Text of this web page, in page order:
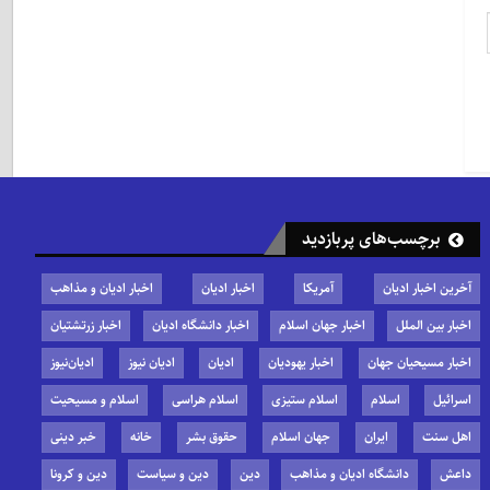
برچسب‌های پربازدید
آخرین اخبار ادیان آمریکا اخبار ادیان
اخبار ادیان و مذاهب
اخبار بین الملل
اخبار جهان اسلام اخبار دانشگاه ادیان
اخبار زرتشتیان
اخبار مسیحیان جهان
اخبار یهودیان ادیان ادیان نیوز
ادیان‌نیوز
اسرائیل
اسلام اسلام ستیزی اسلام هراسی
اسلام و مسیحیت
اهل سنت
ایران جهان اسلام حقوق بشر خانه
خبر دینی
داعش
دانشگاه ادیان و مذاهب دین دین و سیاست دین و کرونا